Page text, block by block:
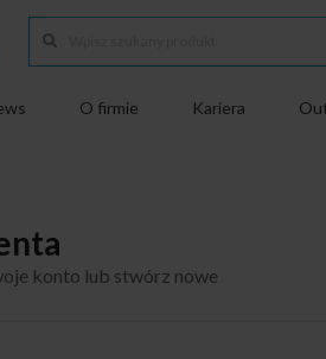
O firmie Kariera
konto lub stwórz nowe